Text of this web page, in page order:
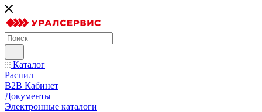
Каталог
Распил
B2B Кабинет
Документы
Электронные каталоги